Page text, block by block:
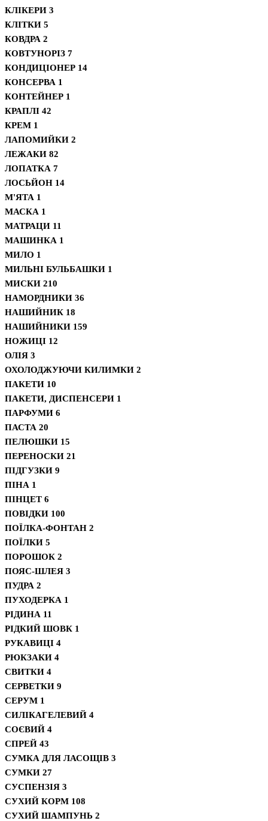
КЛІКЕРИ 3
КЛІТКИ 5
КОВДРА 2
КОВТУНОРІЗ 7
КОНДИЦІОНЕР 14
КОНСЕРВА 1
КОНТЕЙНЕР 1
КРАПЛІ 42
КРЕМ 1
ЛАПОМИЙКИ 2
ЛЕЖАКИ 82
ЛОПАТКА 7
ЛОСЬЙОН 14
М'ЯТА 1
МАСКА 1
МАТРАЦИ 11
МАШИНКА 1
МИЛО 1
МИЛЬНІ БУЛЬБАШКИ 1
МИСКИ 210
НАМОРДНИКИ 36
НАШИЙНИК 18
НАШИЙНИКИ 159
НОЖИЦІ 12
ОЛІЯ 3
ОХОЛОДЖУЮЧИ КИЛИМКИ 2
ПАКЕТИ 10
ПАКЕТИ, ДИСПЕНСЕРИ 1
ПАРФУМИ 6
ПАСТА 20
ПЕЛЮШКИ 15
ПЕРЕНОСКИ 21
ПІДГУЗКИ 9
ПІНА 1
ПІНЦЕТ 6
ПОВІДКИ 100
ПОЇЛКА-ФОНТАН 2
ПОЇЛКИ 5
ПОРОШОК 2
ПОЯС-ШЛЕЯ 3
ПУДРА 2
ПУХОДЕРКА 1
РІДИНА 11
РІДКИЙ ШОВК 1
РУКАВИЦІ 4
РЮКЗАКИ 4
СВИТКИ 4
СЕРВЕТКИ 9
СЕРУМ 1
СИЛІКАГЕЛЕВИЙ 4
СОЄВИЙ 4
СПРЕЙ 43
СУМКА ДЛЯ ЛАСОЩІВ 3
СУМКИ 27
СУСПЕНЗІЯ 3
СУХИЙ КОРМ 108
СУХИЙ ШАМПУНЬ 2